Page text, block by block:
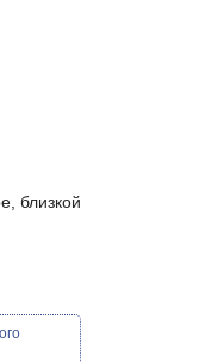
близкой